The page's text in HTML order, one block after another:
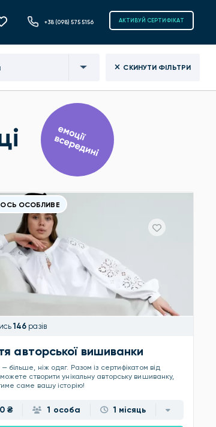
+38 (098) 575 5156 АКТИВУЙ СЕРТИФІКАТ
СКИНУТИ ФІЛЬТРИ
ОСОБЛИВЕ
146 разів
авторської вишиванки
більше, ніж одяг. Разом із сертифікатом від
створити унікальну авторську вишиванку,
саме вашу історію!
₴ 1 особа 1 місяць